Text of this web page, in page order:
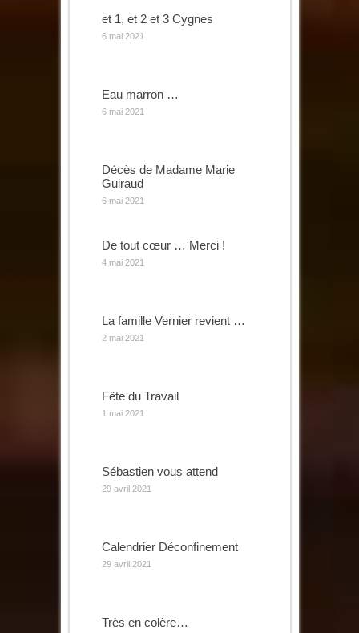
et 1, et 2 et 3 Cygnes
6 mai 2021
Eau marron …
6 mai 2021
Décès de Madame Marie
Guiraud
6 mai 2021
De tout cœur … Merci !
4 mai 2021
La famille Vernier revient …
2 mai 2021
Fête du Travail
1 mai 2021
Sébastien vous attend
29 avril 2021
Calendrier Déconfinement
29 avril 2021
Très en colère…